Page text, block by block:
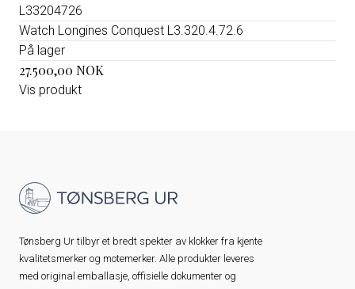
L33204726
Watch Longines Conquest L3.320.4.72.6
På lager
27.500,00 NOK
Vis produkt
Tønsberg Ur tilbyr et bredt spekter av klokker fra kjente
kvalitetsmerker og motemerker. Alle produkter leveres
med original emballasje, offisielle dokumenter og